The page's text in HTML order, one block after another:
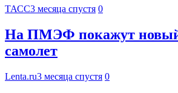
ТАСС3 месяца спустя 0
На ПМЭФ покажут новый
самолет
Lenta.ru3 месяца спустя 0